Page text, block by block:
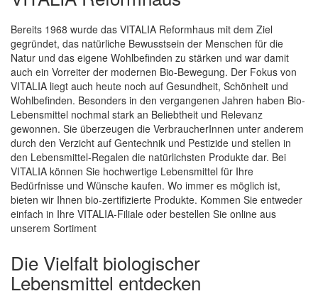
Quickview
Bereits 1968 wurde das VITALIA Reformhaus mit dem Ziel
gegründet, das natürliche Bewusstsein der Menschen für die
Natur und das eigene Wohlbefinden zu stärken und war damit
auch ein Vorreiter der modernen Bio-Bewegung. Der Fokus von
VITALIA liegt auch heute noch auf Gesundheit, Schönheit und
Wohlbefinden. Besonders in den vergangenen Jahren haben Bio-
Lebensmittel nochmal stark an Beliebtheit und Relevanz
gewonnen. Sie überzeugen die VerbraucherInnen unter anderem
durch den Verzicht auf Gentechnik und Pestizide und stellen in
den Lebensmittel-Regalen die natürlichsten Produkte dar. Bei
VITALIA können Sie hochwertige Lebensmittel für Ihre
Bedürfnisse und Wünsche kaufen. Wo immer es möglich ist,
bieten wir Ihnen bio-zertifizierte Produkte. Kommen Sie entweder
einfach in Ihre VITALIA-Filiale oder bestellen Sie online aus
unserem Sortiment
Die Vielfalt biologischer
Lebensmittel entdecken